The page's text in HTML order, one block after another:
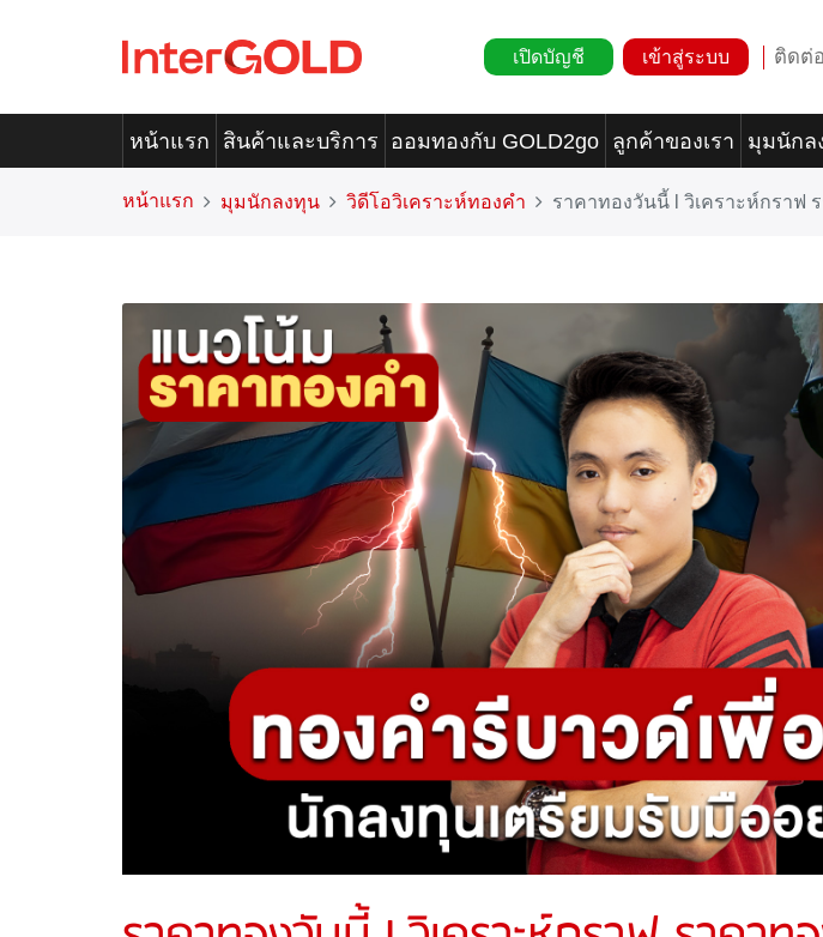
เปิดบัญชี เข้าสู่ระบบ ติดต่
หน้าแรก สินค้าและบริการ ออมทองกับ GOLD2go ลูกค้าของเรา มุมนักล
หน้าแรก มุมนักลงทุน วิดีโอวิเคราะห์ทองคำ ราคาทองวันนี้ l วิเคราะห์กราฟ